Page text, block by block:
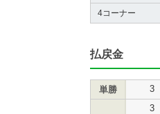
4コーナー
払戻金
単勝 3
3